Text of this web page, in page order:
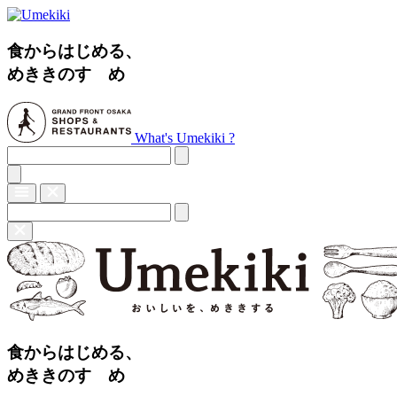
食からはじめる、
めききのすゝめ
What's Umekiki ?
食からはじめる、
めききのすゝめ